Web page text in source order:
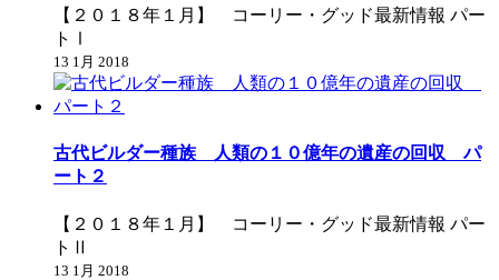
【２０１８年１月】 コーリー・グッド最新情報 パー
トⅠ
13 1月 2018
古代ビルダー種族 人類の１０億年の遺産の回収 パ
ート２
【２０１８年１月】 コーリー・グッド最新情報 パー
トⅡ
13 1月 2018